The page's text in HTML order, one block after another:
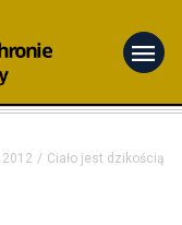
menu
Ciało jest dzikością